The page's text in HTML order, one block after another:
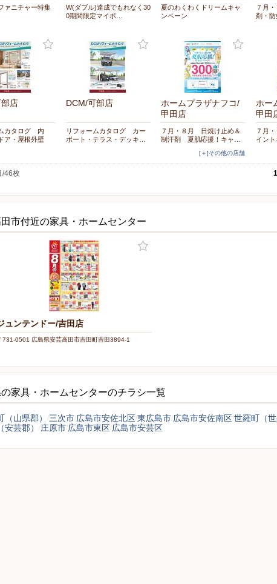
ァニチャー特集
W(ダブル)達成でもれなく30
0期間限定マイボ…
夏のわくわくドリームキャ
ンペーン
７月
剤・防
店
カタログ 内
ア・屋根外壁
DCM/可部店
リフォームカタログ カー
ポート・テラス・デッキ…
ホームプラザナフコ/
甲田店
７月・８月 日焼け止め＆
制汗剤 夏肌応援！キャ…
[＋]その他の店舗
ホー
甲田
７月
イン
/46枚 1
市付近の家具・ホームセンター
ュンテンドー/吉田店
731-0501 広島県安芸高田市吉田町吉田3894-1
家具・ホームセンターのチラシ一覧
（山県郡） 三次市 広島市安佐北区東広島市 広島市安佐南区世羅町（世
安芸郡）
庄原市 広島市東区 広島市安芸区